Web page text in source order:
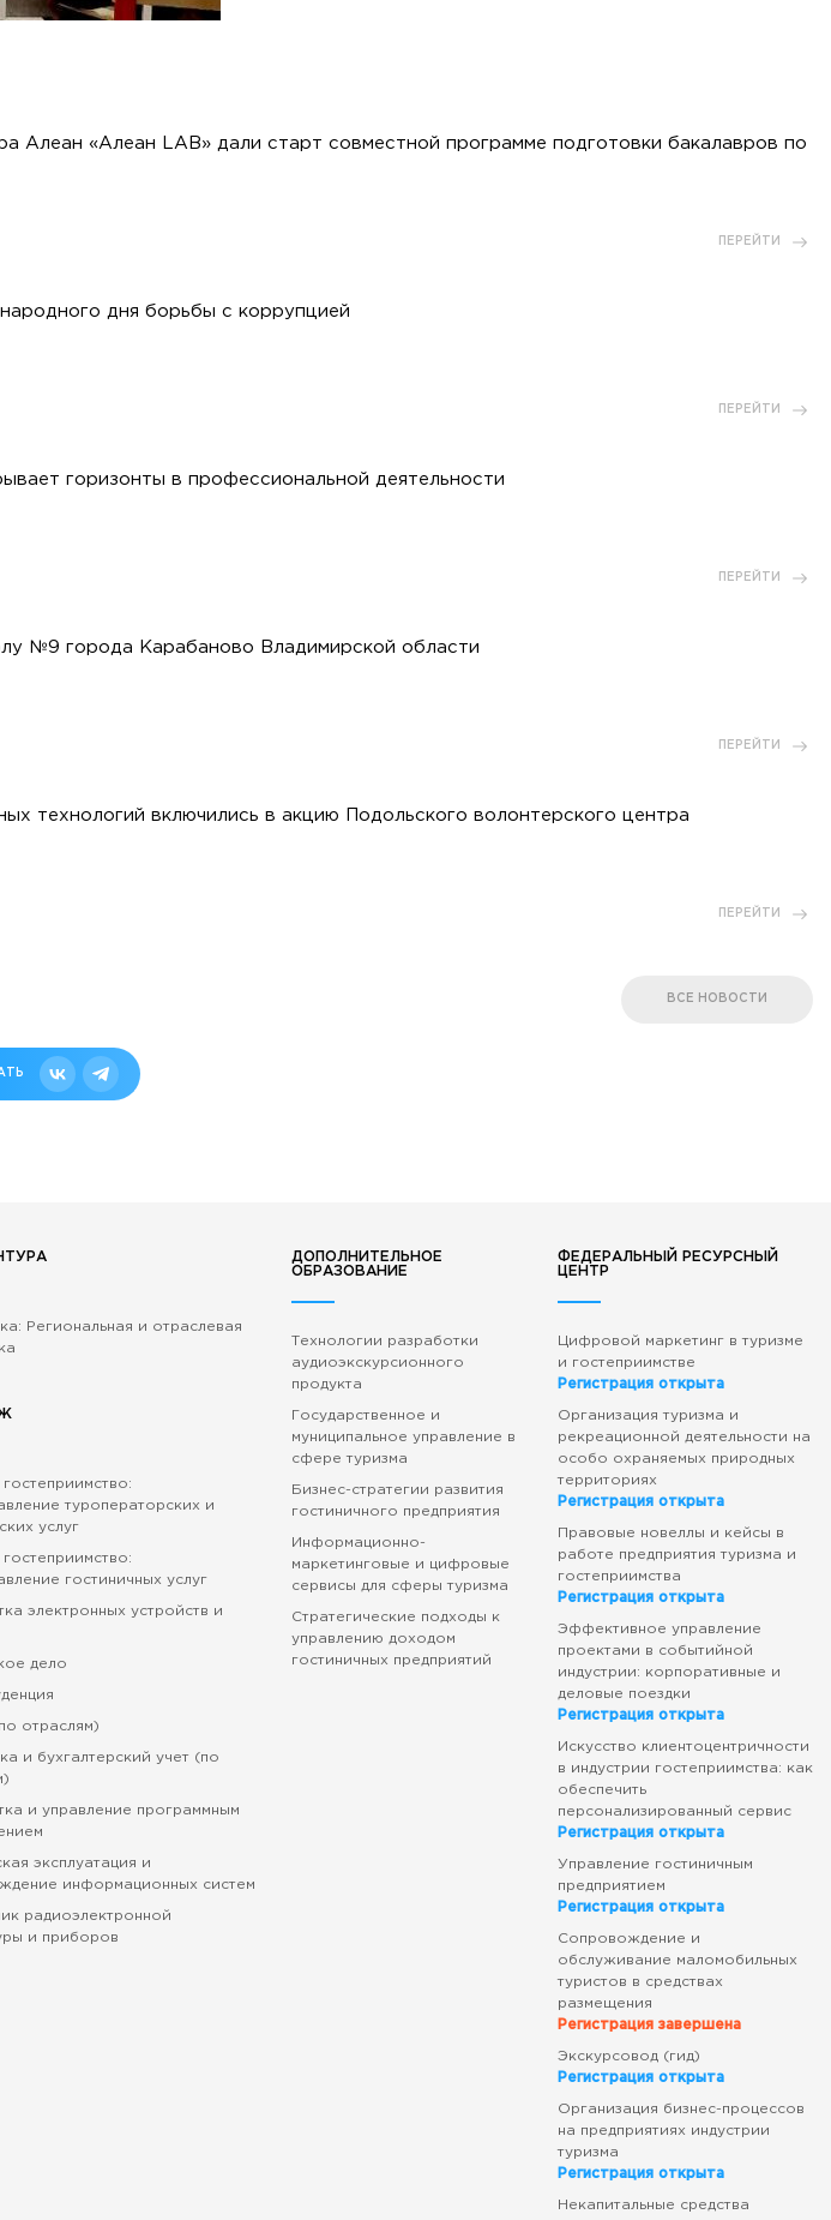
Алеан «Алеан LAB» дали старт совместной программе подготовки бакалавров по
ПЕРЕЙТИ
дня борьбы с коррупцией
ПЕРЕЙТИ
горизонты в профессиональной деятельности
ПЕРЕЙТИ
№9 города Карабаново Владимирской области
ПЕРЕЙТИ
технологий включились в акцию Подольского волонтерского центра
ПЕРЕЙТИ
ВСЕ НОВОСТИ
Региональная и отраслевая
туроператорских и
услуг
гостиничных услуг
электронных устройств и
дело
отраслям)
и бухгалтерский учет (по
и управление программным
эксплуатация и
информационных систем
радиоэлектронной
и приборов
ДОПОЛНИТЕЛЬНОЕ
ОБРАЗОВАНИЕ
Технологии разработки
аудиоэкскурсионного
продукта
Государственное и
муниципальное управление в
сфере туризма
Бизнес-стратегии развития
гостиничного предприятия
Информационно-
маркетинговые и цифровые
сервисы для сферы туризма
Стратегические подходы к
управлению доходом
гостиничных предприятий
ФЕДЕРАЛЬНЫЙ РЕСУРСНЫЙ
ЦЕНТР
Цифровой маркетинг в туризме
и гостеприимстве
Регистрация открыта
Организация туризма и
рекреационной деятельности на
особо охраняемых природных
территориях
Регистрация открыта
Правовые новеллы и кейсы в
работе предприятия туризма и
гостеприимства
Регистрация открыта
Эффективное управление
проектами в событийной
индустрии: корпоративные и
деловые поездки
Регистрация открыта
Искусство клиентоцентричности
в индустрии гостеприимства: как
обеспечить
персонализированный сервис
Регистрация открыта
Управление гостиничным
предприятием
Регистрация открыта
Сопровождение и
обслуживание маломобильных
туристов в средствах
размещения
Регистрация завершена
Экскурсовод (гид)
Регистрация открыта
Организация бизнес-процессов
на предприятиях индустрии
туризма
Регистрация открыта
Некапитальные средства